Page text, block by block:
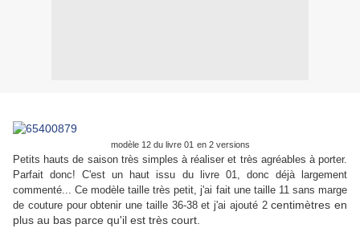
modèle 12 du livre 01 en 2 versions
Petits hauts de saison très simples à réaliser et très agréables à porter.
Parfait donc! C'est un haut issu du livre 01, donc déjà largement
commenté... Ce modèle taille très petit, j'ai fait une taille 11 sans marge
de couture pour obtenir une taille 36-38 et j'ai ajouté 2centimètres en
plus au bas parce qu'il est très court.